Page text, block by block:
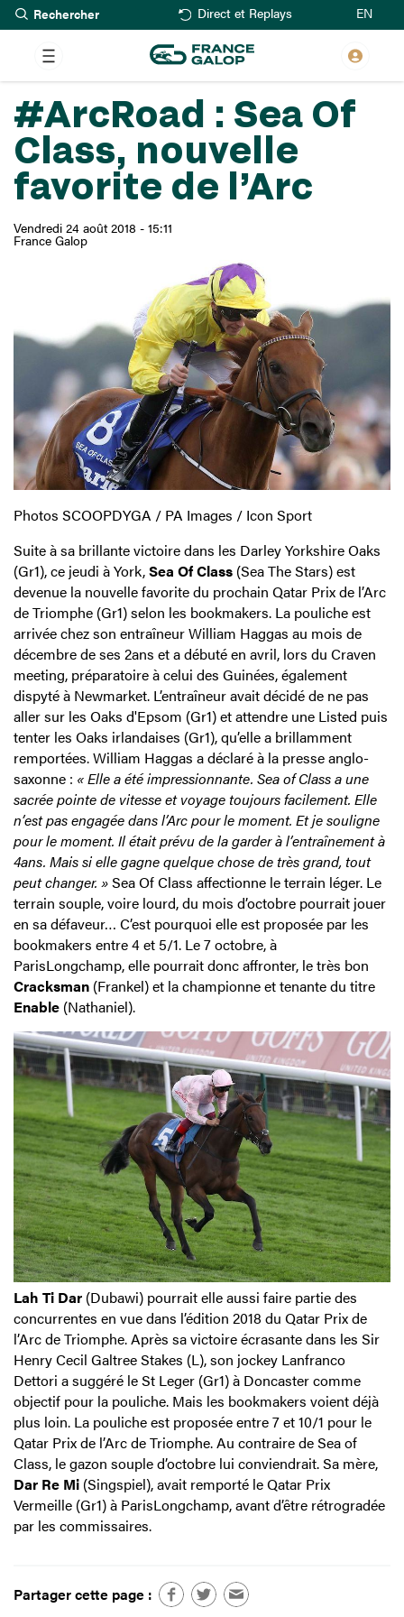
Aller
au
contenu
principal
Rechercher Direct et Replays EN
#ArcRoad : Sea Of
Class, nouvelle
favorite de l’Arc
Vendredi 24 août 2018 - 15:11
France Galop
Photos SCOOPDYGA / PA Images / Icon Sport
Suite à sa brillante victoire dans les Darley Yorkshire Oaks
(Gr1), ce jeudi à York,Sea Of Class (Sea The Stars) est
devenue la nouvelle favorite du prochain Qatar Prix de l’Arc
de Triomphe (Gr1) selon les bookmakers. La pouliche est
arrivée chez son entraîneur William Haggas au mois de
décembre de ses 2ans et a débuté en avril, lors du Craven
meeting, préparatoire à celui des Guinées, également
dispyté à Newmarket. L’entraîneur avait décidé de ne pas
aller sur les Oaks d'Epsom (Gr1) et attendre une Listed puis
tenter les Oaks irlandaises (Gr1), qu’elle a brillamment
remportées. William Haggas a déclaré à la presse anglo-
saxonne : « Elle a été impressionnante. Sea of Class a une
sacrée pointe de vitesse et voyage toujours facilement. Elle
n’est pas engagée dans l’Arc pour le moment. Et je souligne
pour le moment. Il était prévu de la garder à l’entraînement à
4ans. Mais si elle gagne quelque chose de très grand, tout
peut changer. »Sea Of Class affectionne le terrain léger. Le
terrain souple, voire lourd, du mois d’octobre pourrait jouer
en sa défaveur… C’est pourquoi elle est proposée par les
bookmakers entre 4 et 5/1. Le 7 octobre, à
ParisLongchamp, elle pourrait donc affronter, le très bon
Cracksman (Frankel) et la championne et tenante du titre
Enable (Nathaniel).
Lah Ti Dar (Dubawi) pourrait elle aussi faire partie des
concurrentes en vue dans l’édition 2018 du Qatar Prix de
l’Arc de Triomphe. Après sa victoire écrasante dans les Sir
Henry Cecil Galtree Stakes (L), son jockey Lanfranco
Dettori a suggéré le St Leger (Gr1) à Doncaster comme
objectif pour la pouliche. Mais les bookmakers voient déjà
plus loin. La pouliche est proposée entre 7 et 10/1 pour le
Qatar Prix de l’Arc de Triomphe. Au contraire de Sea of
Class, le gazon souple d’octobre lui conviendrait. Sa mère,
Dar Re Mi (Singspiel), avait remporté le Qatar Prix
Vermeille (Gr1) à ParisLongchamp, avant d’être rétrogradée
par les commissaires.
Partager cette page :